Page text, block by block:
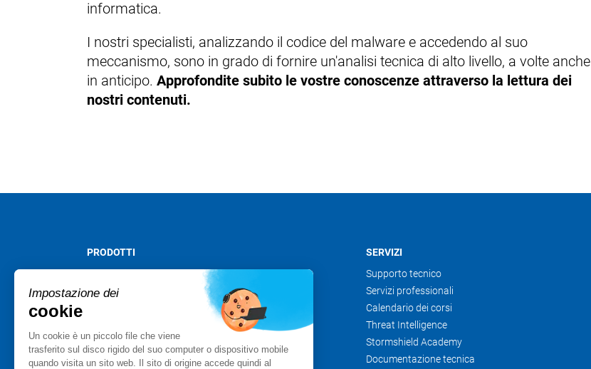
informatica.
I nostri specialisti, analizzando il codice del malware e accedendo al suo
meccanismo, sono in grado di fornire un'analisi tecnica di alto livello, a volte anche
in anticipo. Approfondite subito le vostre conoscenze attraverso la lettura dei
nostri contenuti.
PRODOTTI
Stormshield Network Security
Stormshield Endpoint Security
Stormshield Log Supervisor
Stormshield Management Center
SERVIZI
Supporto tecnico
Servizi professionali
Calendario dei corsi
Threat Intelligence
Stormshield Academy
Documentazione tecnica
Impostazione dei
cookie
Un cookie è un piccolo file che viene
trasferito sul disco rigido del suo computer o dispositivo mobile
quando visita un sito web. Il sito di origine accede quindi al